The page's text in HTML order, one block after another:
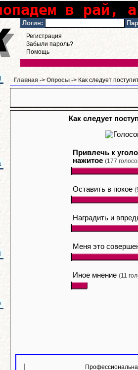
в рай,
Логин:
Регистрация
Забыли пароль?
Помощь
Главная -> Опросы -> Как следует
Как следует
Привлечь к
нажитое (177
Оставить в покое
Наградить и
Меня это
Иное мнение(11